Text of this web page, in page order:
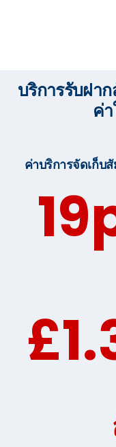
บริการรับฝา
ค่
ค่าบริการจัดเก็บ